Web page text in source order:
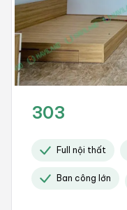
303
Full nội thất
Ban công lớn